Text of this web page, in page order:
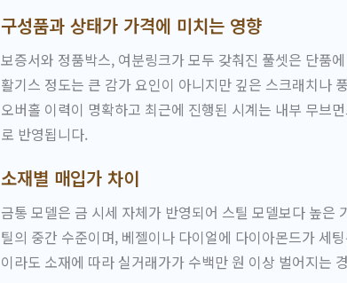
구성품과 상태가 가격에 미치는 영향
보증서와 정품박스, 여분링크가 모두 갖춰진 풀셋은 단품
활기스 정도는 큰 감가 요인이 아니지만 깊은 스크래치나
오버홀 이력이 명확하고 최근에 진행된 시계는 내부 무브
로 반영됩니다.
소재별 매입가 차이
금통 모델은 금 시세 자체가 반영되어 스틸 모델보다 높은
틸의 중간 수준이며, 베젤이나 다이얼에 다이아몬드가 세
이라도 소재에 따라 실거래가가 수백만 원 이상 벌어지는